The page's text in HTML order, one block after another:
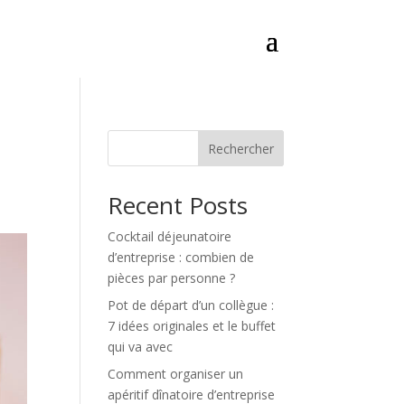
Rechercher
Recent Posts
Cocktail déjeunatoire
d’entreprise : combien de
pièces par personne ?
Pot de départ d’un collègue :
7 idées originales et le buffet
qui va avec
Comment organiser un
apéritif dînatoire d’entreprise